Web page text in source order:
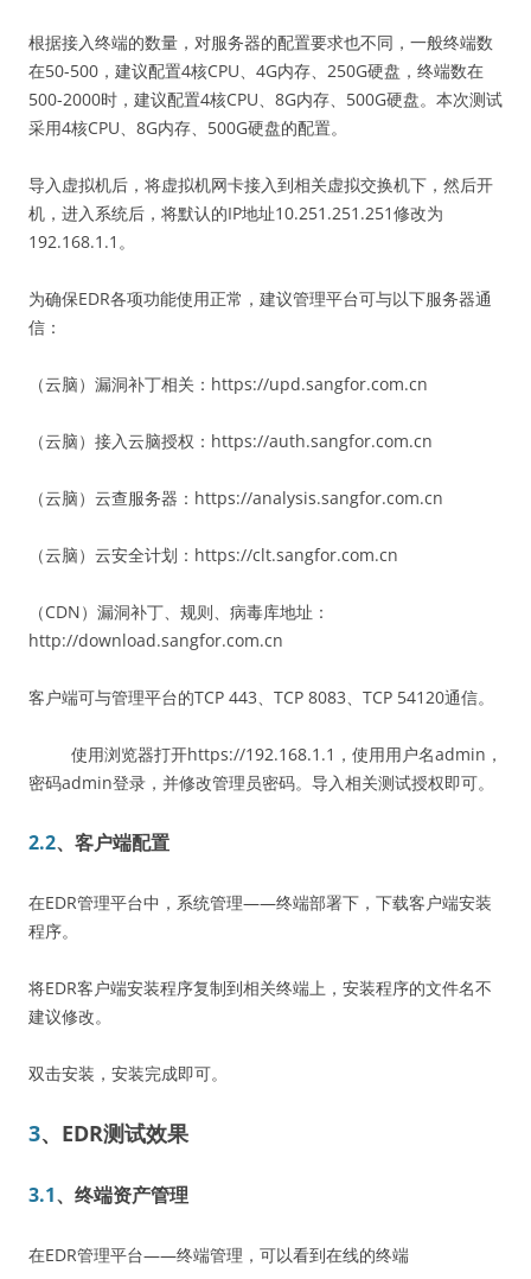
根据接入终端的数量，对服务器的配置要求也不同，一般终端数
在50-500，建议配置4核CPU、4G内存、250G硬盘，终端数在
500-2000时，建议配置4核CPU、8G内存、500G硬盘。本次测试
采用4核CPU、8G内存、500G硬盘的配置。
导入虚拟机后，将虚拟机网卡接入到相关虚拟交换机下，然后开
机，进入系统后，将默认的IP地址10.251.251.251修改为
192.168.1.1。
为确保EDR各项功能使用正常，建议管理平台可与以下服务器通
信：
（云脑）漏洞补丁相关：https://upd.sangfor.com.cn
（云脑）接入云脑授权：https://auth.sangfor.com.cn
（云脑）云查服务器：https://analysis.sangfor.com.cn
（云脑）云安全计划：https://clt.sangfor.com.cn
（CDN）漏洞补丁、规则、病毒库地址：
http://download.sangfor.com.cn
客户端可与管理平台的TCP 443、TCP 8083、TCP 54120通信。
使用浏览器打开https://192.168.1.1，使用用户名admin，
密码admin登录，并修改管理员密码。导入相关测试授权即可。
2.2、客户端配置
在EDR管理平台中，系统管理——终端部署下，下载客户端安装
程序。
将EDR客户端安装程序复制到相关终端上，安装程序的文件名不
建议修改。
双击安装，安装完成即可。
3、EDR测试效果
3.1、终端资产管理
在EDR管理平台——终端管理，可以看到在线的终端